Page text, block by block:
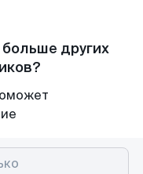
других